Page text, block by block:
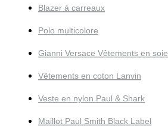
Blazer à carreaux
Polo multicolore
Gianni Versace Vêtements en soie
Vêtements en coton Lanvin
Veste en nylon Paul & Shark
Maillot Paul Smith Black Label